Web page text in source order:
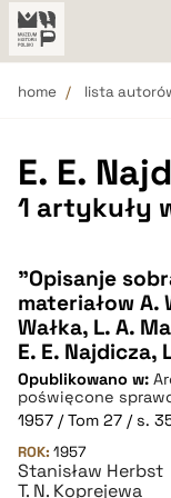
home lista
E. E.
1 artykuły
"Opisanje
materiałow A.
Wałka, L. A.
E. E.
Opublikowano w:
poświęcone
1957 / Tom 27 / s.
ROK: 1957
Stanisław Herbst
T. N. Koprejewa